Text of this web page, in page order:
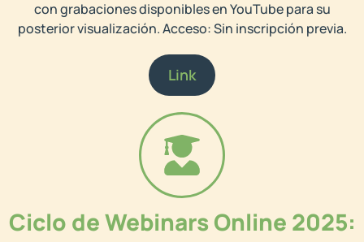
con grabaciones disponibles en YouTube para su
posterior visualización. Acceso: Sin inscripción previa.
Link
Ciclo de Webinars Online 2025: